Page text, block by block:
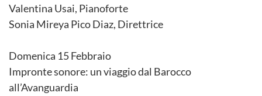
Valentina Usai, Pianoforte
Sonia Mireya Pico Diaz, Direttrice
Domenica 15 Febbraio
Impronte sonore: un viaggio dal Barocco
all’Avanguardia